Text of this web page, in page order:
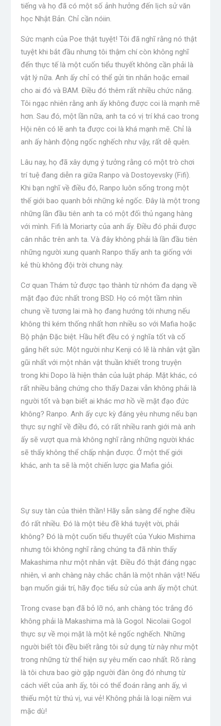
tiếng và họ đã có một số ảnh hưởng đến lịch sử văn
học Nhật Bản. Chỉ cần nóiin.
Sức mạnh của Poe thật tuyệt! Tôi đã nghĩ rằng nó thật
tuyệt khi bắt đầu nhưng tôi thậm chí còn không nghĩ
đến thực tế là một cuốn tiểu thuyết không cần phải là
vật lý nữa. Anh ấy chỉ có thể gửi tin nhắn hoặc email
cho ai đó và BAM. Điều đó thêm rất nhiều chức năng.
Tôi ngạc nhiên rằng anh ấy không được coi là mạnh mẽ
hơn. Sau đó, một lần nữa, anh ta có vị trí khá cao trong
Hội nên có lẽ anh ta được coi là khá mạnh mẽ. Chỉ là
anh ấy hành động ngốc nghếch như vậy, rất dễ quên.
Lâu nay, họ đã xây dựng ý tưởng rằng có một trò chơi
trí tuệ đang diễn ra giữa Ranpo và Dostoyevsky (Fifi).
Khi bạn nghĩ về điều đó, Ranpo luôn sống trong một
thế giới bao quanh bởi những kẻ ngốc. Đây là một trong
những lần đầu tiên anh ta có một đối thủ ngang hàng
với mình. Fifi là Moriarty của anh ấy. Điều đó phải được
cân nhắc trên anh ta. Và đây không phải là lần đầu tiên
những người xung quanh Ranpo thấy anh ta giống với
kẻ thù không đội trời chung này.
Cơ quan Thám tử được tạo thành từ nhóm đa dạng về
mặt đạo đức nhất trong BSD. Họ có một tầm nhìn
chung về tương lai mà họ đang hướng tới nhưng nếu
không thì kém thống nhất hơn nhiều so với Mafia hoặc
Bộ phận Đặc biệt. Hầu hết đều có ý nghĩa tốt và cố
gắng hết sức. Một người như Kenji có lẽ là nhân vật gần
gũi nhất với một nhân vật thuần khiết trong truyện
trong khi Dopo là hiện thân của luật pháp. Mặt khác, có
rất nhiều bằng chứng cho thấy Dazai vẫn không phải là
người tốt và bạn biết ai khác mơ hồ về mặt đạo đức
không? Ranpo. Anh ấy cực kỳ đáng yêu nhưng nếu bạn
thực sự nghĩ về điều đó, có rất nhiều ranh giới mà anh
ấy sẽ vượt qua mà không nghĩ rằng những người khác
sẽ thấy không thể chấp nhận được. Ở một thế giới
khác, anh ta sẽ là một chiến lược gia Mafia giỏi.
Sự suy tàn của thiên thần! Hãy sẵn sàng để nghe điều
đó rất nhiều. Đó là một tiêu đề khá tuyệt vời, phải
không? Đó là một cuốn tiểu thuyết của Yukio Mishima
nhưng tôi không nghĩ rằng chúng ta đã nhìn thấy
Makashima như một nhân vật. Điều đó thật đáng ngạc
nhiên, vì anh chàng này chắc chắn là một nhân vật! Nếu
bạn muốn giải trí, hãy đọc tiểu sử của anh ấy một chút.
Trong cvase bạn đã bỏ lỡ nó, anh chàng tóc trắng đó
không phải là Makashima mà là Gogol. Nicolaii Gogol
thực sự về mọi mặt là một kẻ ngốc nghếch. Những
người biết tôi đều biết rằng tôi sử dụng từ này như một
trong những từ thể hiện sự yêu mến cao nhất. Rõ ràng
là tôi chưa bao giờ gặp người đàn ông đó nhưng từ
cách viết của anh ấy, tôi có thể đoán rằng anh ấy, vì
thiếu một từ thú vị, vui vẻ! Không phải là loại niềm vui
mặc dù!